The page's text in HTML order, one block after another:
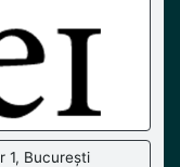
1, București